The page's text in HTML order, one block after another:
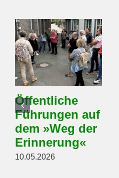
Öffentliche
Führungen auf
dem »Weg der
Erinnerung«
10.05.2026